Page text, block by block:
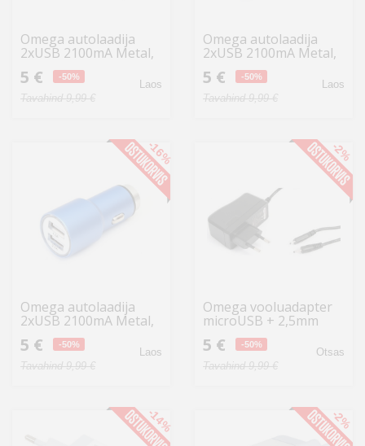
Omega autolaadija
2xUSB 2100mA Metal,
hõbedane (43344)
5 € -50%
Tavahind 9,99 €
Laos
Omega autolaadija
2xUSB 2100mA Metal,
must (43342)
5 € -50%
Tavahind 9,99 €
Laos
Omega autolaadija
2xUSB 2100mA Metal,
sinine (43343)
5 € -50%
Tavahind 9,99 €
Laos
-16%
Omega vooluadapter
microUSB + 2,5mm
(41836)
5 € -50%
Tavahind 9,99 €
Otsas
-2%
-14% -2%